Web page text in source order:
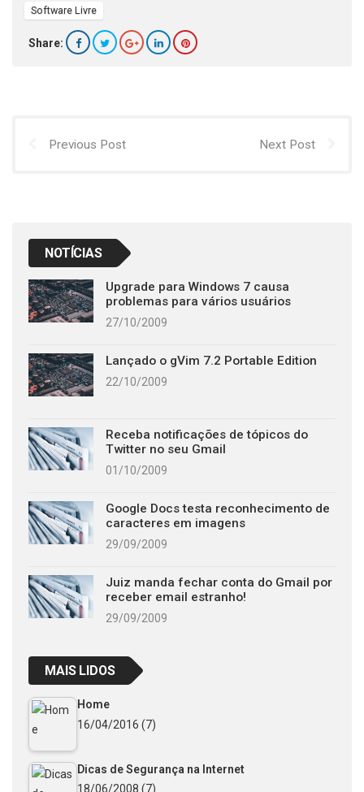
Software Livre
Share:
Previous Post Next Post
NOTÍCIAS
Upgrade para Windows 7 causa
problemas para vários usuários
27/10/2009
Lançado o gVim 7.2 Portable Edition
22/10/2009
Receba notificações de tópicos do
Twitter no seu Gmail
01/10/2009
Google Docs testa reconhecimento de
caracteres em imagens
29/09/2009
Juiz manda fechar conta do Gmail por
receber email estranho!
29/09/2009
MAIS LIDOS
Home
16/04/2016 (7)
Dicas de Segurança na Internet
18/06/2008 (7)